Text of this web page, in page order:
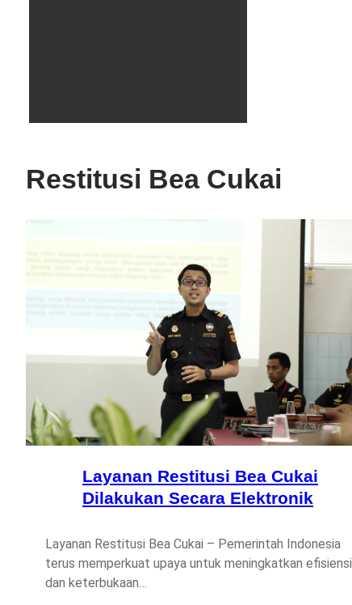
Restitusi Bea Cukai
Layanan Restitusi Bea Cukai
Dilakukan Secara Elektronik
Layanan Restitusi Bea Cukai – Pemerintah Indonesia
terus memperkuat upaya untuk meningkatkan efisiensi
dan keterbukaan…